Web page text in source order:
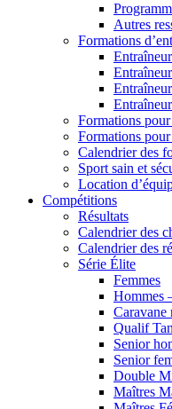
Autres
Formations
Formations
Formations
Calendrier des
Sport sain et
Location
Compétitions
Résultats
Calendrier des
Calendrier des
Série Élite
Femmes
Hommes
Caravane
Qualif
Senior
Senior
Double
Maîtres